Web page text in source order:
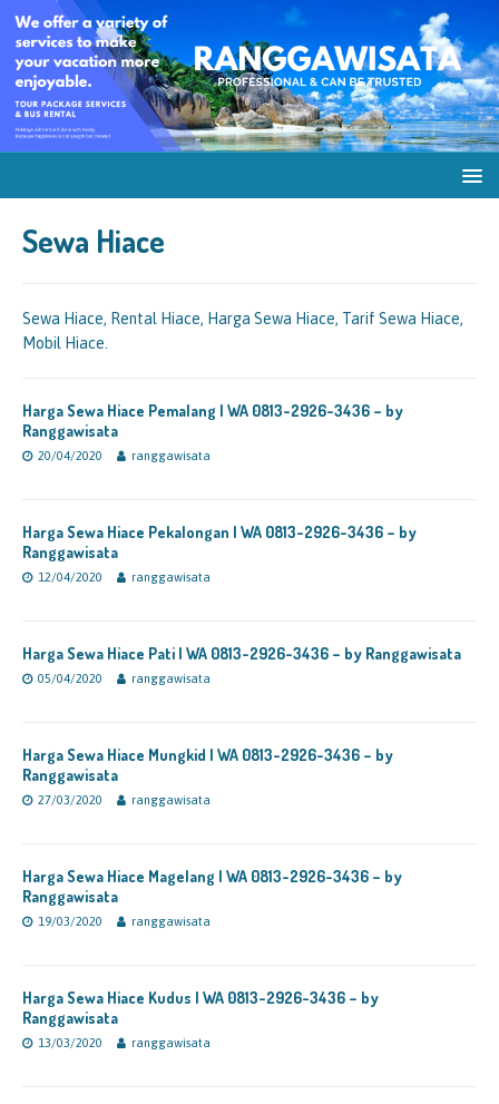
Sewa Hiace
Sewa Hiace, Rental Hiace, Harga Sewa Hiace, Tarif Sewa Hiace,
Mobil Hiace.
Harga Sewa Hiace Pemalang | WA 0813-2926-3436 – by
Ranggawisata
20/04/2020 ranggawisata
Harga Sewa Hiace Pekalongan | WA 0813-2926-3436 – by
Ranggawisata
12/04/2020 ranggawisata
Harga Sewa Hiace Pati | WA 0813-2926-3436 – by Ranggawisata
05/04/2020 ranggawisata
Harga Sewa Hiace Mungkid | WA 0813-2926-3436 – by
Ranggawisata
27/03/2020 ranggawisata
Harga Sewa Hiace Magelang | WA 0813-2926-3436 – by
Ranggawisata
19/03/2020 ranggawisata
Harga Sewa Hiace Kudus | WA 0813-2926-3436 – by
Ranggawisata
13/03/2020 ranggawisata